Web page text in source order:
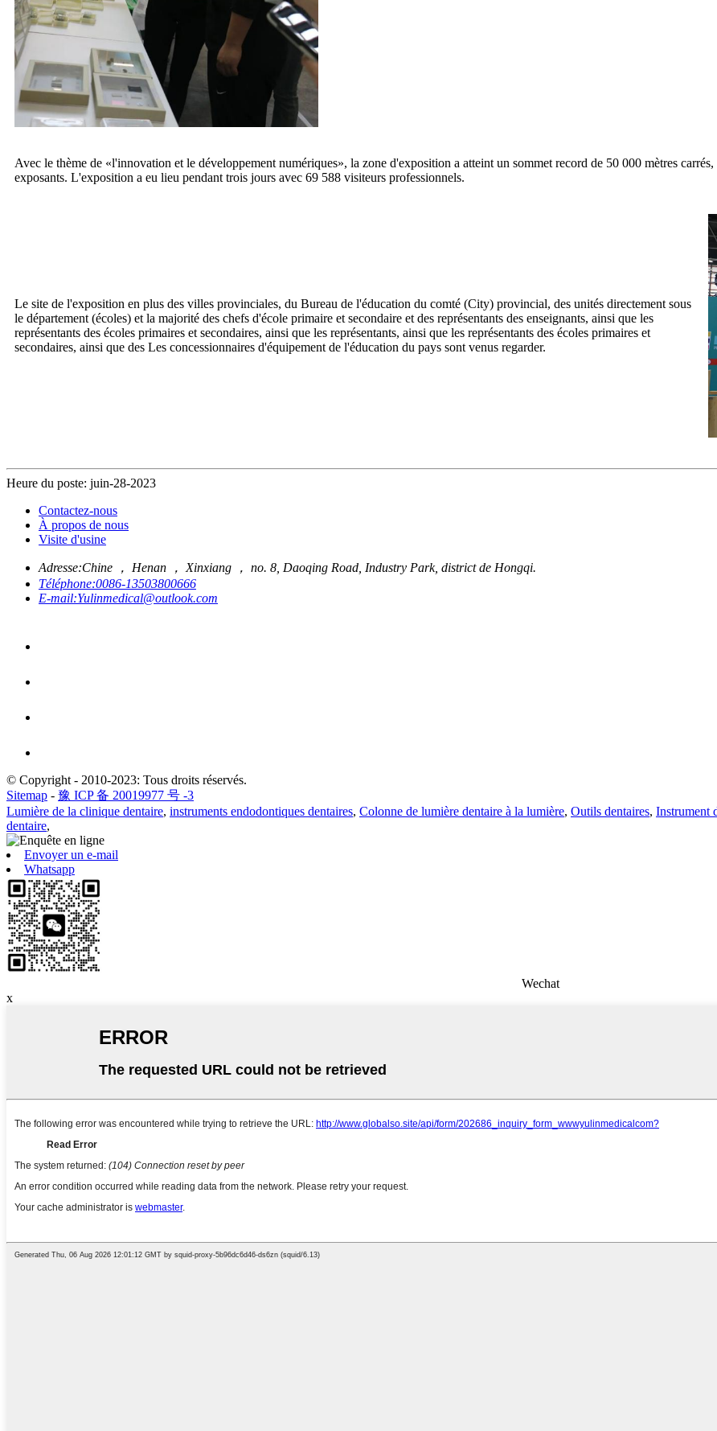
Avec le thème de «l'innovation et le développement numériques», la zone d'exposition a atteint un sommet record de 50 000 mètres
exposants. L'exposition a eu lieu pendant trois jours avec 69 588 visiteurs professionnels.
Le site de l'exposition en plus des villes provinciales, du Bureau de l'éducation du comté (City) provincial, des unités directement sous
le département (écoles) et la majorité des chefs d'école primaire et secondaire et des représentants des enseignants, ainsi que les
représentants des écoles primaires et secondaires, ainsi que les représentants, ainsi que les représentants des écoles primaires et
secondaires, ainsi que des Les concessionnaires d'équipement de l'éducation du pays sont venus regarder.
Heure du poste: juin-28-2023
Contactez-nous
À propos de nous
Visite d'usine
Adresse:Chine ， Henan ， Xinxiang ， no. 8, Daoqing Road, Industry Park, district de Hongqi.
Téléphone:0086-13503800666
E-mail:Yulinmedical@outlook.com
© Copyright - 2010-2023: Tous droits réservés.
Sitemap - 豫 ICP 备 20019977 号 -3
Lumière de la clinique dentaire, instruments endodontiques dentaires, Colonne de lumière dentaire à la lumière, Outils dentaires, Instrument
dentaire,
Envoyer un e-mail
Whatsapp
Wechat
x